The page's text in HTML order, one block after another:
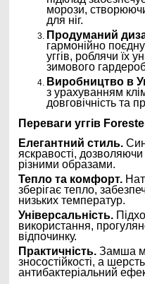
морози,
для ніг.
Продуманий
гармонійно
уггів, роблячи їх
зимового
Виробництво в
з урахуванням
довговічність та
Переваги уггів
Елегантний стиль.
яскравості, дозволяючи
різними образами.
Тепло та комфорт.
зберігає тепло,
низьких температур.
Універсальність.
використання,
відпочинку.
Практичність. Замша
зносостійкості, а
антибактеріальний